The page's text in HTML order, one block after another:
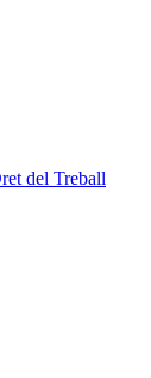
del Treball